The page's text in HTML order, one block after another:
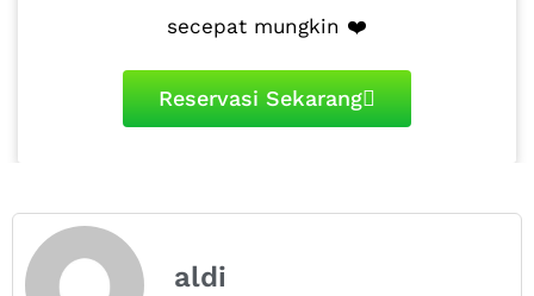
secepat mungkin ❤️
Reservasi Sekarang
aldi